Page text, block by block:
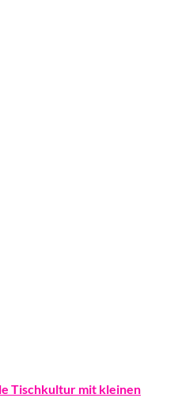
Tischkultur mit kleinen